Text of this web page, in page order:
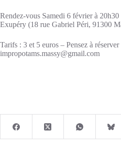
Rendez-vous Samedi 6 février à 20h30
Exupéry (18 rue Gabriel Péri, 91300
Tarifs : 3 et 5 euros – Pensez à réserver
impropotams.massy@gmail.com